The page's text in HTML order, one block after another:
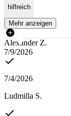
hilfreich
Mehr anzeigen
Alexander Z.
7/9/2026
7/4/2026
Ludmilla S.